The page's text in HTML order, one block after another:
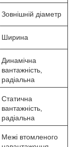
Зовнішній діаметр
Ширина
Динамічна
вантажність,
радіальна
Статична
вантажність,
радіальна
Межі втомленого